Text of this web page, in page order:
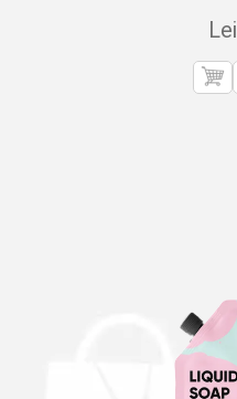
Lei